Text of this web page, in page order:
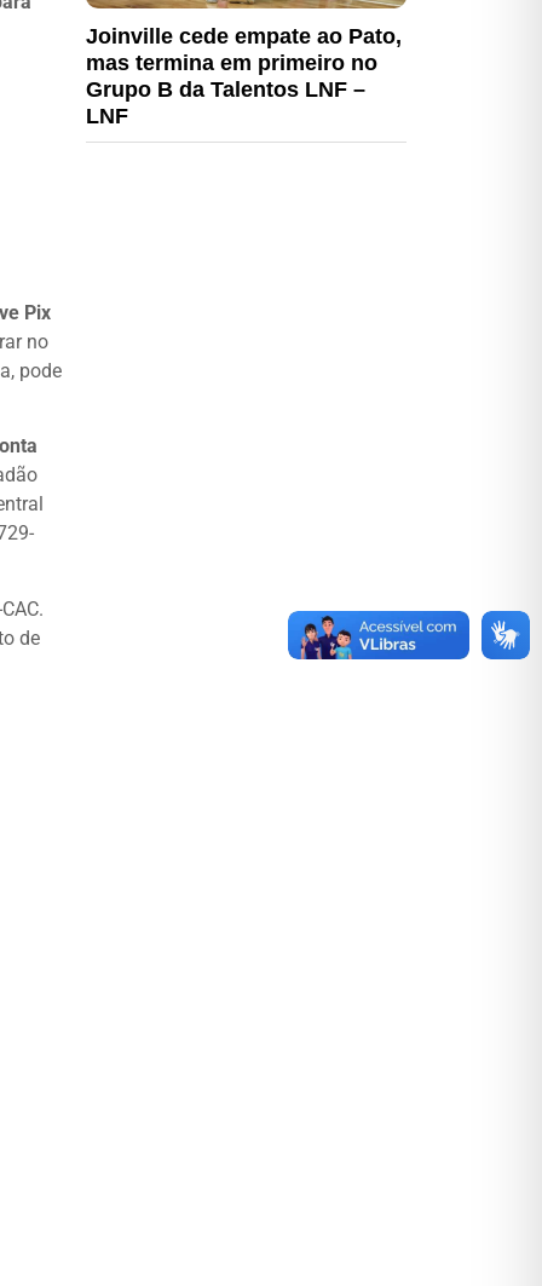
Pix
no
pode
de
Joinville cede empate ao Pato,
mas termina em primeiro no
Grupo B da Talentos LNF –
LNF